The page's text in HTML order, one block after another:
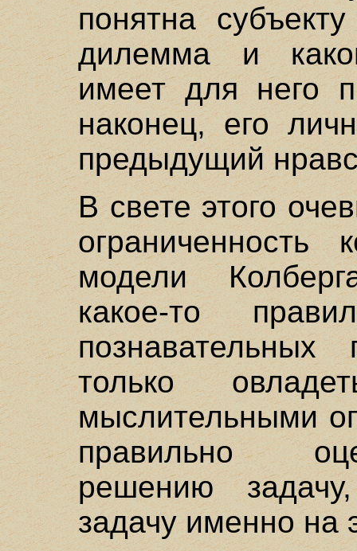
понятна
дилемма и
имеет для него
наконец, его
предыдущий
В свете этого
ограниченность
модели
какое-то
только
мыслительными
правильно
решению
задачу именно на